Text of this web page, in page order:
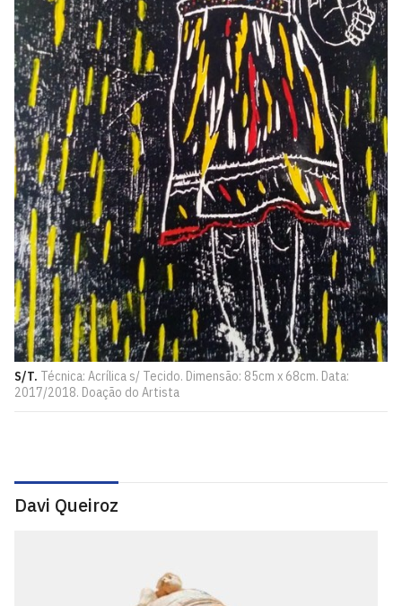
S/T. Técnica: Acrílica s/ Tecido. Dimensão: 85cm x 68cm. Data:
2017/2018. Doação do Artista
Davi Queiroz